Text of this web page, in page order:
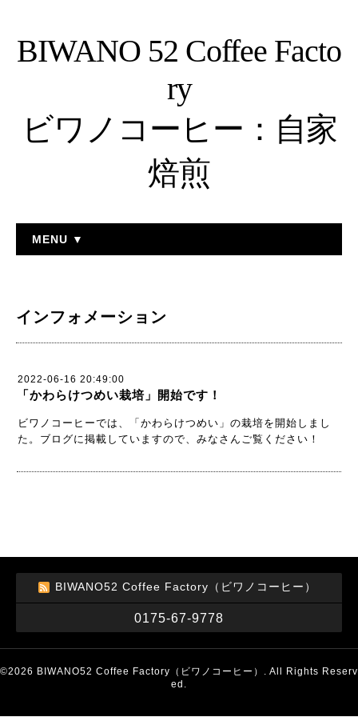
BIWANO 52 Coffee Facto
ry
ビワノコーヒー：自家
焙煎
MENU ▼
インフォメーション
2022-06-16 20:49:00
「かわらけつめい栽培」開始です！
ビワノコーヒーでは、「かわらけつめい」の栽培を開始しまし
た。ブログに掲載していますので、みなさんご覧ください！
BIWANO52 Coffee Factory（ビワノコーヒー）
0175-67-9778
©2026 BIWANO52 Coffee Factory（ビワノコーヒー） . All Rights Reserv
ed.